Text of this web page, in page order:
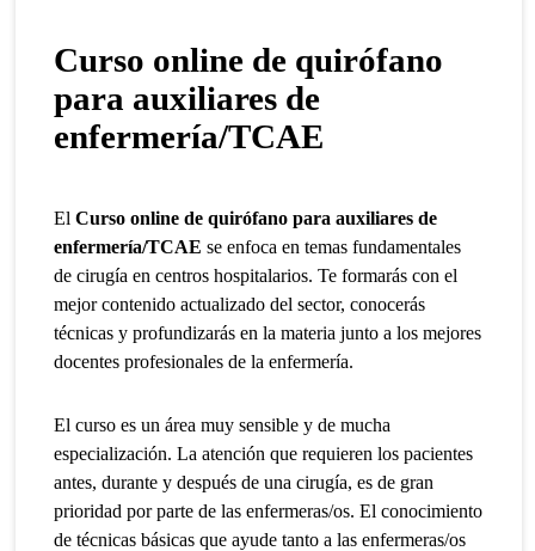
Curso online de quirófano
para auxiliares de
enfermería/TCAE
ElCurso online de quirófano para auxiliares de
enfermería/TCAE se enfoca en temas fundamentales
de cirugía en centros hospitalarios. Te formarás con el
mejor contenido actualizado del sector, conocerás
técnicas y profundizarás en la materia junto a los mejores
docentes profesionales de la enfermería.
El curso es un área muy sensible y de mucha
especialización. La atención que requieren los pacientes
antes, durante y después de una cirugía, es de gran
prioridad por parte de las enfermeras/os. El conocimiento
de técnicas básicas que ayude tanto a las enfermeras/os